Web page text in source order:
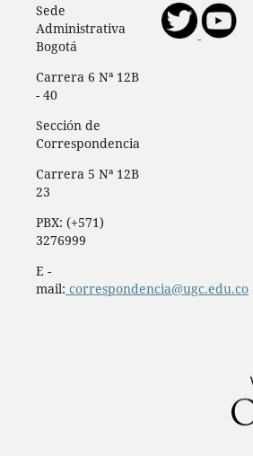
Sede
Administrativa
Bogotá
Carrera 6 Nª 12B
- 40
Sección de
Correspondencia
Carrera 5 Nª 12B
23
PBX: (+571)
3276999
E -
mail: correspondencia@ugc.edu.co